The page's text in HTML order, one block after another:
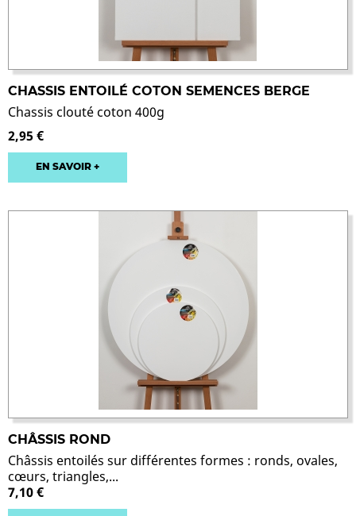
CHASSIS ENTOILÉ COTON SEMENCES BERGE
Chassis clouté coton 400g
2,95 €
EN SAVOIR +
CHÂSSIS ROND
Châssis entoilés sur différentes formes : ronds, ovales,
cœurs, triangles,...
7,10 €